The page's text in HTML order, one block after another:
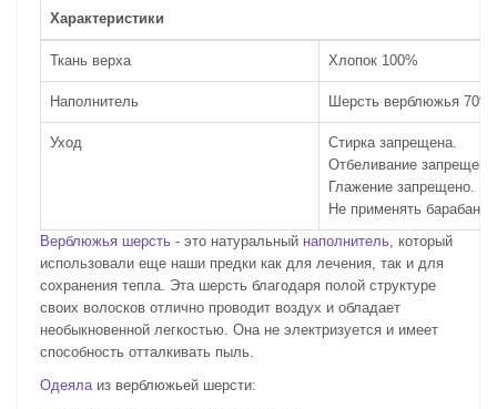
Характеристики
Ткань верха Хлопок 100%
Наполнитель Шерсть верблюжья
Уход
Стирка запрещена.
Отбеливание
Глажение запрещено.
Не применять
Верблюжья шерсть - это натуральный наполнитель, который
использовали еще наши предки как для лечения, так и для
сохранения тепла. Эта шерсть благодаря полой структуре
своих волосков отлично проводит воздух и обладает
необыкновенной легкостью. Она не электризуется и имеет
способность отталкивать пыль.
Одеялаиз верблюжьей шерсти: